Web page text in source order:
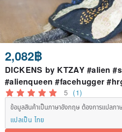
2,082฿
DICKENS by KTZAY #alien
#alienqueen #facehugger
5 (1)
ข้อมูลสินค้าเป็นภาษาอังกฤษ ต้องการแปลภา
แปลเป็น ไทย